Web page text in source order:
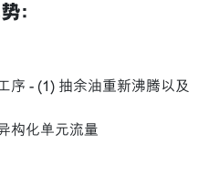
：
序 - (1) 抽余油重新沸腾以及
构化单元流量